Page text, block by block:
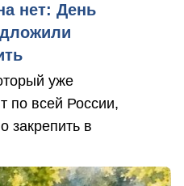
нет: День
уже
по всей России,
закрепить в